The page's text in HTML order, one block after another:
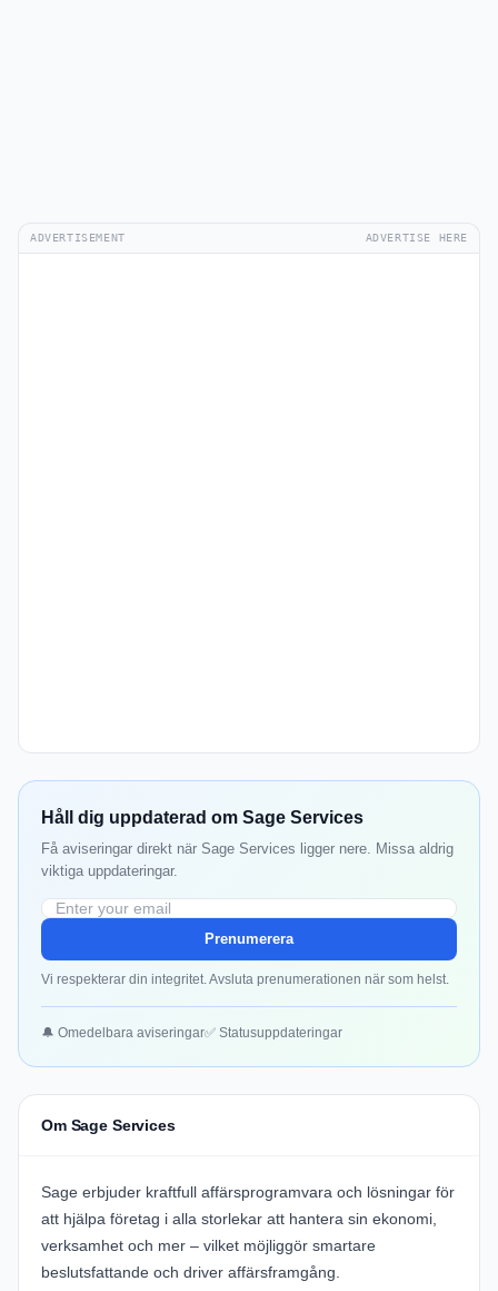
ADVERTISEMENT ADVERTISE HERE
Håll dig uppdaterad om Sage Services
Få aviseringar direkt när Sage Services ligger nere. Missa aldrig
viktiga uppdateringar.
Prenumerera
Vi respekterar din integritet. Avsluta prenumerationen när som helst.
🔔 Omedelbara aviseringar✅ Statusuppdateringar
Om Sage Services
Sage erbjuder kraftfull affärsprogramvara och lösningar för
att hjälpa företag i alla storlekar att hantera sin ekonomi,
verksamhet och mer – vilket möjliggör smartare
beslutsfattande och driver affärsframgång.